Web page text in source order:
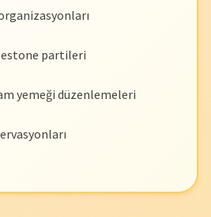
partileri
yemeği düzenlemeleri